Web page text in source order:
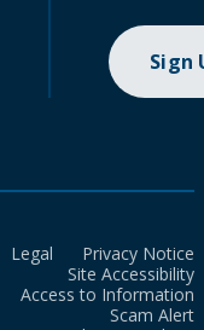
Sign
Legal
Privacy Notice
Site Accessibility
Access to Information
Scam Alert